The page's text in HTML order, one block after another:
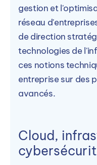
gestion et
réseau
de direction
technologies de
ces notions
entreprise sur des
avancés.
Cloud,